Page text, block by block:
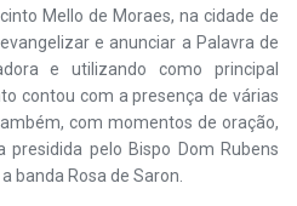
Mello de Moraes, na cidade de
e anunciar a Palavra de
e utilizando como principal
contou com a presença de várias
com momentos de oração,
presidida pelo Bispo Dom Rubens
banda Rosa de Saron.